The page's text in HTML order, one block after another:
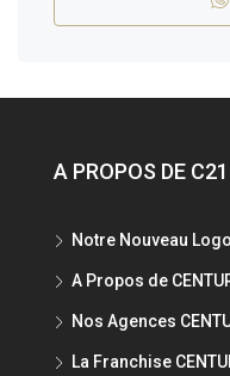
A PROPOS DE
Notre Nouveau Logo
A Propos de
Nos Agences
La Franchise